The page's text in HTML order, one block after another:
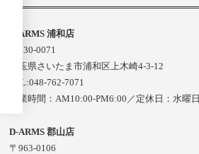
D-ARMS 浦和店
〒330-0071
埼玉県さいたま市浦和区上木崎4-3-12
TEL:048-762-7071
営業時間：AM10:00-PM6:00／定休日：水曜日
D-ARMS 郡山店
〒963-0106